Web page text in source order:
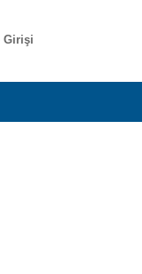
Girişi